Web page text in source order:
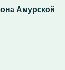
Амурской